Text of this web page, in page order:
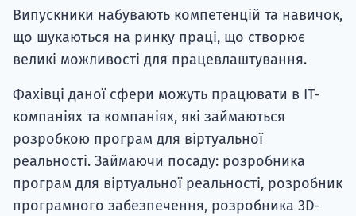
Випускники набувають компетенцій та навичок,
що шукаються на ринку праці, що створює
великі можливості для працевлаштування.
Фахівці даної сфери можуть працювати в ІТ-
компаніях та компаніях, які займаються
розробкою програм для віртуальної
реальності. Займаючи посаду: розробника
програм для віртуальної реальності, розробник
програмного забезпечення, розробника 3D-